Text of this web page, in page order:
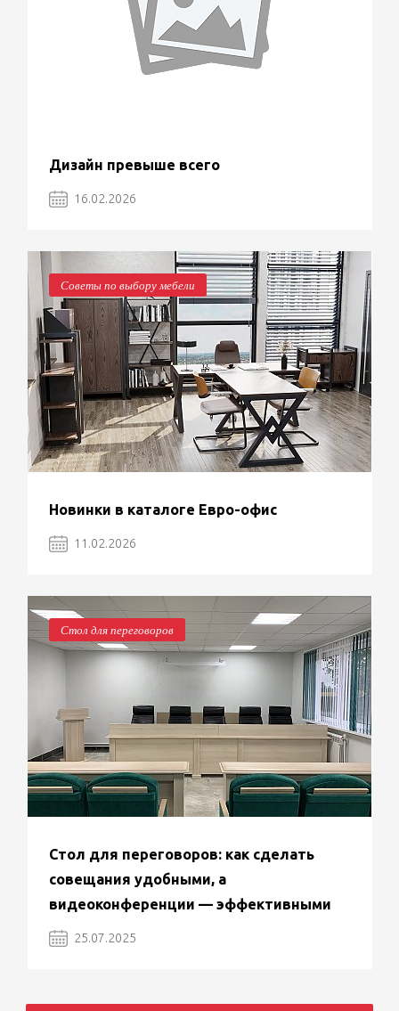
Дизайн превыше всего
16.02.2026
Советы по выбору мебели
Новинки в каталоге Евро-офис
11.02.2026
Стол для переговоров
Стол для переговоров: как сделать
совещания удобными, а
видеоконференции — эффективными
25.07.2025